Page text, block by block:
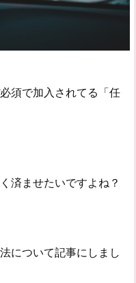
須で加入されてる「任
済ませたいですよね？
について記事にしまし